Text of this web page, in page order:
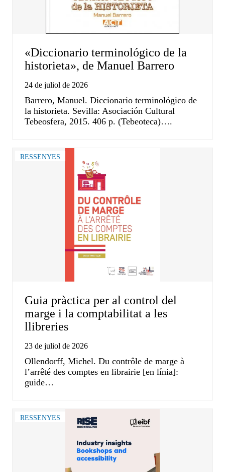
«Diccionario terminológico de la
historieta», de Manuel Barrero
24 de juliol de 2026
Barrero, Manuel. Diccionario terminológico de
la historieta. Sevilla: Asociación Cultural
Tebeosfera, 2015. 406 p. (Tebeoteca)….
RESSENYES
Guia pràctica per al control del
marge i la comptabilitat a les
llibreries
23 de juliol de 2026
Ollendorff, Michel. Du contrôle de marge à
l’arrêté des comptes en librairie [en línia]:
guide…
RESSENYES